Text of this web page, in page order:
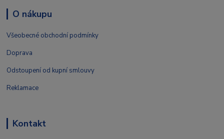
O nákupu
Všeobecné obchodní podmínky
Doprava
Odstoupení od kupní smlouvy
Reklamace
Kontakt